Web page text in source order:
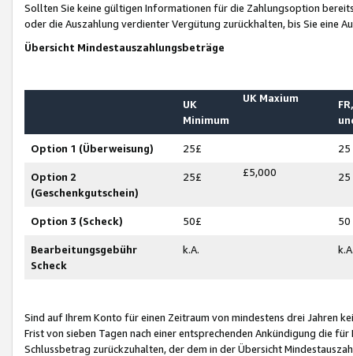
Sollten Sie keine gültigen Informationen für die Zahlungsoption
oder die Auszahlung verdienter Vergütung zurückhalten, bis Sie
Übersicht Mindestauszahlungsbeträge
UK
Minimum
UK Maxium
Option 1 (Überweisung) 25£ 25
Option 2
(Geschenkgutschein)
25£ £5,000 25
Option 3 (Scheck) 50£ 50
Bearbeitungsgebühr
Scheck
k.A.
Sind auf Ihrem Konto für einen Zeitraum von mindestens drei Jahren
Frist von sieben Tagen nach einer entsprechenden Ankündigung die
Schlussbetrag zurückzuhalten, der dem in der Übersicht